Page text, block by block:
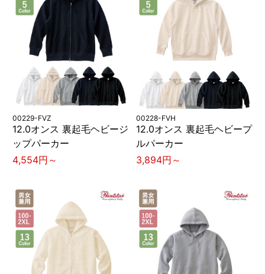
00229-FVZ
12.0オンス 裏起毛ヘビージ
ップパーカー
4,554円～
00228-FVH
12.0オンス 裏起毛ヘビープ
ルパーカー
3,894円～